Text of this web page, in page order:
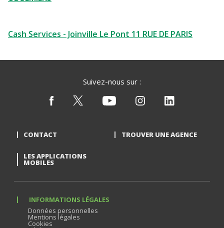
Cash Services - Joinville Le Pont 11 RUE DE PARIS
Suivez-nous sur :
CONTACT TROUVER UNE AGENCE
LES APPLICATIONS
MOBILES
INFORMATIONS LÉGALES
Données personnelles
Mentions légales
Cookies